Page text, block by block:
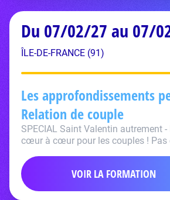
Du 07/02/27 au 07/
ÎLE-DE-FRANCE (91)
Les approfondissements
Relation de couple
SPECIAL Saint Valentin autrement
cœur à cœur pour les couples ! Pas
VOIR LA FORMATION